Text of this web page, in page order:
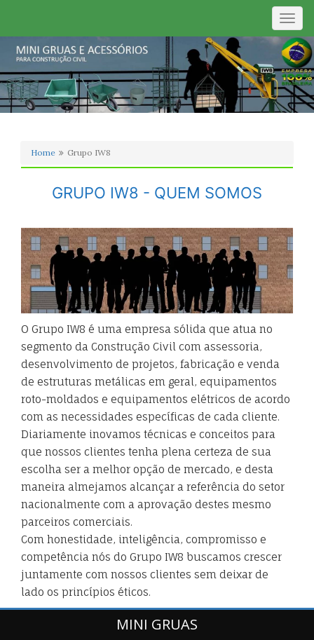
Home Grupo IW8
GRUPO IW8 - QUEM SOMOS
O Grupo IW8 é uma empresa sólida que atua no
segmento da Construção Civil com assessoria,
desenvolvimento de projetos, fabricação e venda
de estruturas metálicas em geral, equipamentos
roto-moldados e equipamentos elétricos de acordo
com as necessidades específicas de cada cliente.
Diariamente inovamos técnicas e conceitos para
que nossos clientes tenha plena certeza de sua
escolha ser a melhor opção de mercado, e desta
maneira almejamos alcançar a referência do setor
nacionalmente com a aprovação destes mesmo
parceiros comerciais.
Com honestidade, inteligência, compromisso e
competência nós do Grupo IW8 buscamos crescer
juntamente com nossos clientes sem deixar de
lado os princípios éticos.
MINI GRUAS